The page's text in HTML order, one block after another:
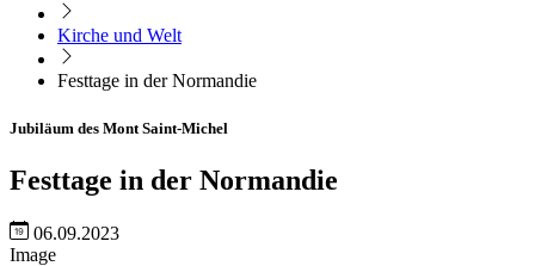
Kirche und Welt
Festtage in der Normandie
Jubiläum des Mont Saint-Michel
Festtage in der Normandie
06.09.2023
Image